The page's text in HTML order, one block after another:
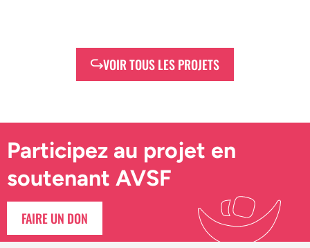
VOIR TOUS LES PROJETS
Participez au projet en
soutenant AVSF
FAIRE UN DON